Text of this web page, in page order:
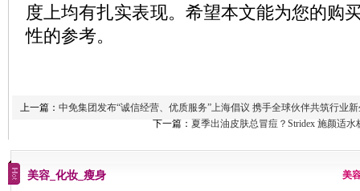
度上均有扎实表现。希望本文能为您的购
性的参考。
上一篇： 中免集团发布“诚信经营、优质服务”上海倡议 携手全球伙伴共筑行业
下一篇： 夏季出油皮肤总冒痘？Stridex 施颜适
美容_化妆_瘦身 美